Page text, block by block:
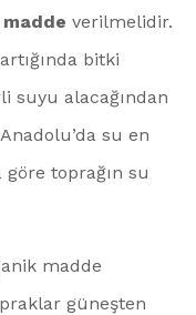
verilmelidir.
bitki
suyu alacağından
su en
toprağın su
madde
güneşten